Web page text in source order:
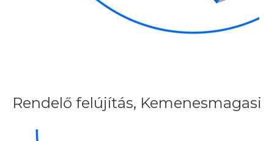
Rendelő felújítás, Kemenesmagasi